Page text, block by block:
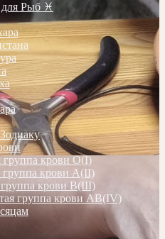
Рыб ♓️
группа крови О(I)
группа крови А(II)
группа крови В(III)
группа крови АВ(IV)